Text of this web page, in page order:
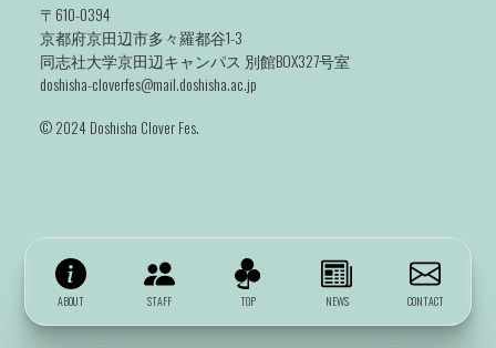
ABOUT STAFF TOP NEWS CONTACT
〒610-0394
京都府京田辺市多々羅都谷1-3
同志社大学京田辺キャンパス 別館BOX327号室
doshisha-cloverfes@mail.doshisha.ac.jp
©️ 2024 Doshisha Clover Fes.